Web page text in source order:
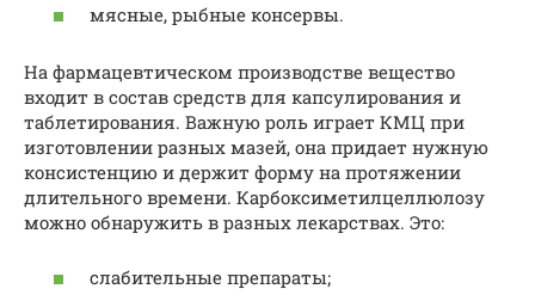
мясные, рыбные консервы.
На фармацевтическом производстве вещество
входит в состав средств для капсулирования и
таблетирования. Важную роль играет КМЦ при
изготовлении разных мазей, она придает нужную
консистенцию и держит форму на протяжении
длительного времени. Карбоксиметилцеллюлозу
можно обнаружить в разных лекарствах. Это:
слабительные препараты;